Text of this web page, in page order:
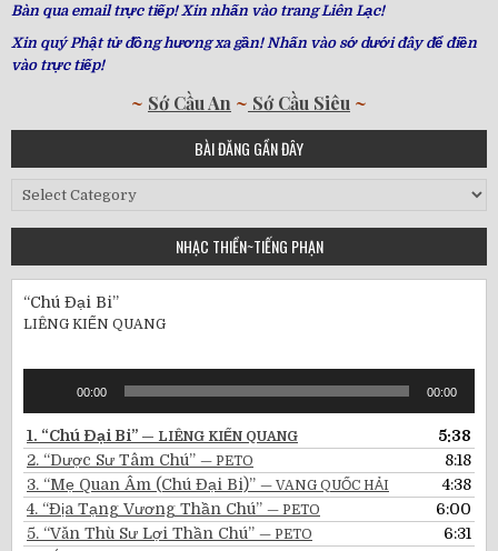
Bàn qua email trực tiếp! Xin nhấn vào trang Liên Lạc!
Xin quý Phật tử đồng hương xa gần! Nhấn vào sớ dưới đây để điền
vào trực tiếp!
~ Sớ Cầu An ~ Sớ Cầu Siêu ~
BÀI ĐĂNG GẦN ĐÂY
Bài
Gần
NHẠC THIỀN~TIẾNG PHẠN
“Chú Đại Bi”
LIÊNG KIẾN QUANG
00:00 00:00
1. “Chú Đại Bi” — LIÊNG KIẾN QUANG
5:38
2. “Dược Sư Tâm Chú” — PETO
8:18
3. “Mẹ Quan Âm (Chú Đại Bi)” — VANG QUỐC HẢI
4:38
4. “Địa Tạng Vương Thần Chú” — PETO
6:00
5. “Văn Thù Sư Lợi Thần Chú” — PETO
6:31